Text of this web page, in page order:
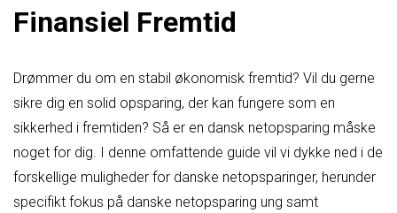
Finansiel Fremtid
Drømmer du om en stabil økonomisk fremtid? Vil du gerne
sikre dig en solid opsparing, der kan fungere som en
sikkerhed i fremtiden? Så er en dansk netopsparing måske
noget for dig. I denne omfattende guide vil vi dykke ned i de
forskellige muligheder for danske netopsparinger, herunder
specifikt fokus på danske netopsparing ung samt